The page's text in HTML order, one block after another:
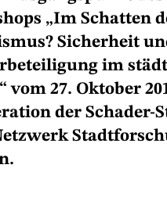
„Im Schatten
Sicherheit
im
vom 27. Oktober
der Schader-